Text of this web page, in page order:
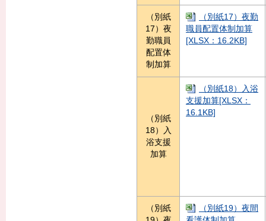
（別紙
17）夜
勤職員
配置体
制加算
（別紙17）夜勤
職員配置体制加算
[XLSX：16.2KB]
（別紙
18）入
浴支援
加算
（別紙18）入浴
支援加算[XLSX：
16.1KB]
（別紙
（別紙19）夜間